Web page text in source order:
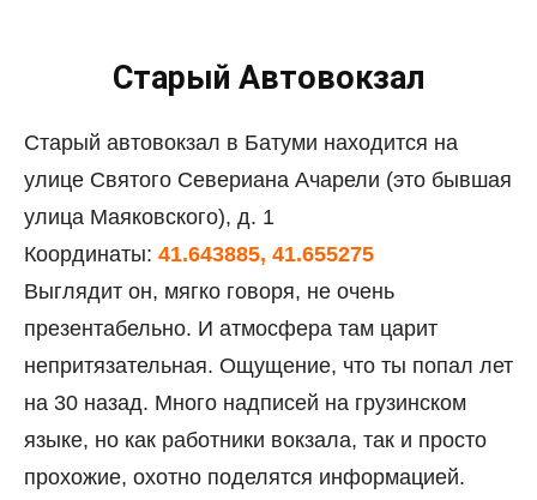
Старый Автовокзал
Старый автовокзал в Батуми находится на
улице Святого Севериана Ачарели (это бывшая
улица Маяковского), д. 1
Координаты: 41.643885, 41.655275
Выглядит он, мягко говоря, не очень
презентабельно. И атмосфера там царит
непритязательная. Ощущение, что ты попал лет
на 30 назад. Много надписей на грузинском
языке, но как работники вокзала, так и просто
прохожие, охотно поделятся информацией.